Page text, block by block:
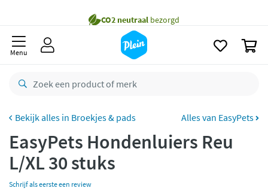
besteld,
Gratisretourneren
Betaal met Klarna
Menu
Broekjes & pads Alles van EasyPets
EasyPets Hondenluiers Reu
L/XL 30 stuks
Schrijf als eerste een review